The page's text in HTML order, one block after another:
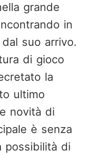
grande
in
suo arrivo.
di gioco
la
ultimo
novità di
è senza
possibilità di